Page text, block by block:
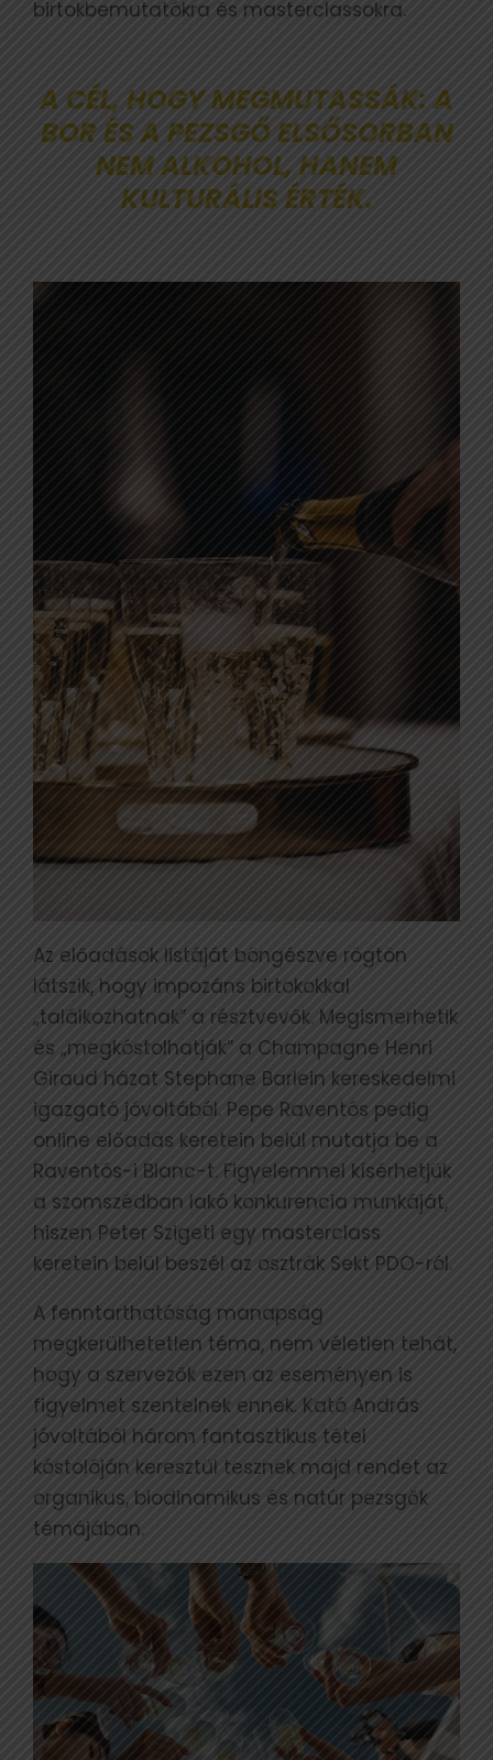
birtokbemutatókra és masterclassokra.
A CÉL, HOGY MEGMUTASSÁK: A
BOR ÉS A PEZSGŐ ELSŐSORBAN
NEM ALKOHOL, HANEM
KULTURÁLIS ÉRTÉK.
Az előadások listáját böngészve rögtön
látszik, hogy impozáns birtokokkal
„találkozhatnak” a résztvevők. Megismerhetik
és „megkóstolhatják” a Champagne Henri
Giraud házat Stephane Barlein kereskedelmi
igazgató jóvoltából. Pepe Raventós pedig
online előadás keretein belül mutatja be a
Raventós-i Blanc-t. Figyelemmel kísérhetjük
a szomszédban lakó konkurencia munkáját,
hiszen Peter Szigeti egy masterclass
keretein belül beszél az osztrák Sekt PDO-ról.
A fenntarthatóság manapság
megkerülhetetlen téma, nem véletlen tehát,
hogy a szervezők ezen az eseményen is
figyelmet szentelnek ennek. Kató András
jóvoltából három fantasztikus tétel
kóstolóján keresztül tesznek majd rendet az
organikus, biodinamikus és natúr pezsgők
témájában.